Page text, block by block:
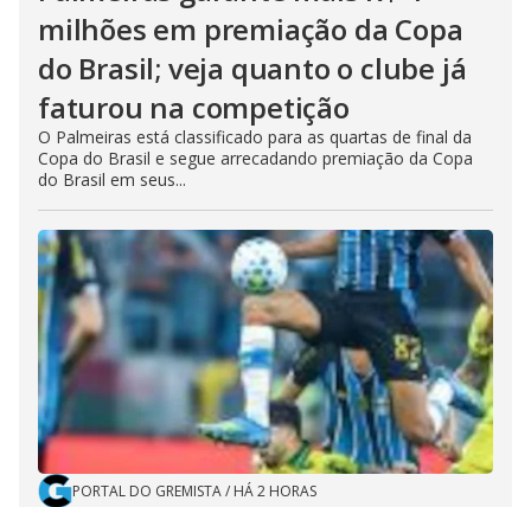
milhões em premiação da Copa
do Brasil; veja quanto o clube já
faturou na competição
O Palmeiras está classificado para as quartas de final da
Copa do Brasil e segue arrecadando premiação da Copa
do Brasil em seus...
PORTAL DO GREMISTA/ HÁ 2 HORAS